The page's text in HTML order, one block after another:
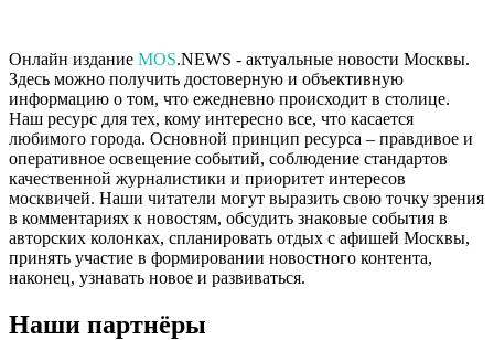
Онлайн издание MOS.NEWS - актуальные новости Москвы.
Здесь можно получить достоверную и объективную
информацию о том, что ежедневно происходит в столице.
Наш ресурс для тех, кому интересно все, что касается
любимого города. Основной принцип ресурса – правдивое и
оперативное освещение событий, соблюдение стандартов
качественной журналистики и приоритет интересов
москвичей. Наши читатели могут выразить свою точку зрения
в комментариях к новостям, обсудить знаковые события в
авторских колонках, спланировать отдых с афишей Москвы,
принять участие в формировании новостного контента,
наконец, узнавать новое и развиваться.
Наши партнёры